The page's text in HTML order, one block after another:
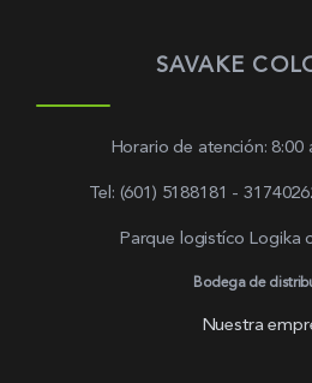
SAVAKE
Horario de atención: 8:00
Tel: (601) 5188181 -
Parque logistíco Logika
Bodega de
Nuestra